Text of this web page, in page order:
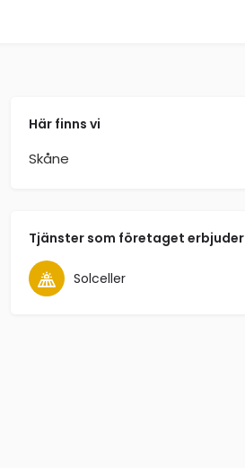
Här finns vi
Skåne
Tjänster som företaget erbjuder
Solceller